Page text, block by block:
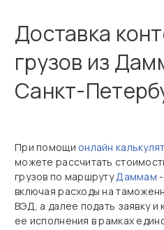
Доставка
грузов из
Санкт-
При помощи онлайн
можете рассчитать
грузов по маршрутуДаммам -
включая расходы на
ВЭД, а далее подать заявку
ее исполнения в рамках